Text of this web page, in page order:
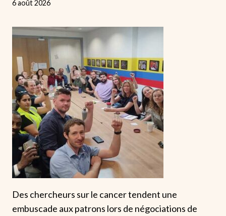
6 août 2026
Des chercheurs sur le cancer tendent une
embuscade aux patrons lors de négociations de